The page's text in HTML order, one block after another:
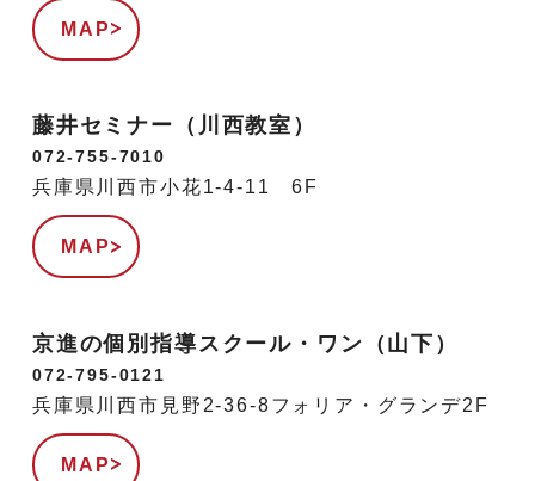
MAP
藤井セミナー（川西教室）
072-755-7010
兵庫県川西市小花1-4-11 6F
MAP
京進の個別指導スクール・ワン（山下）
072-795-0121
兵庫県川西市見野2-36-8フォリア・グランデ2F
MAP